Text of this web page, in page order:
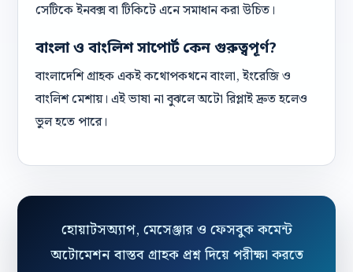
সেটিকে ইনবক্স বা টিকিটে এনে সমাধান করা উচিত।
বাংলা ও বাংলিশ সাপোর্ট কেন গুরুত্বপূর্ণ?
বাংলাদেশি গ্রাহক একই কথোপকথনে বাংলা, ইংরেজি ও
বাংলিশ মেশায়। এই ভাষা না বুঝলে অটো রিপ্লাই দ্রুত হলেও
ভুল হতে পারে।
হোয়াটসঅ্যাপ, মেসেঞ্জার ও ফেসবুক কমেন্ট
অটোমেশন বাস্তব গ্রাহক প্রশ্ন দিয়ে পরীক্ষা করতে